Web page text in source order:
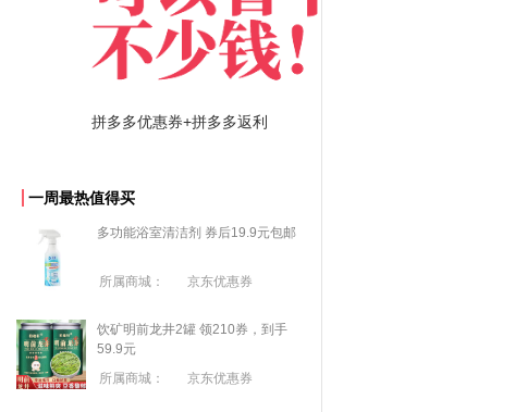
拼多多优惠券+拼多多返利
一周最热值得买
多功能浴室清洁剂 券后19.9元包邮
所属商城： 京东优惠券
饮矿明前龙井2罐 领210券，到手
59.9元
所属商城：
京东优惠券